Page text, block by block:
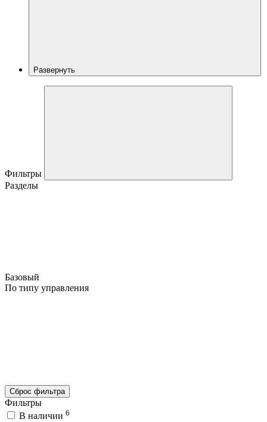
Развернуть
Фильтры
Разделы
Базовый
По типу управления
Сброс фильтра
Фильтры
В наличии 6